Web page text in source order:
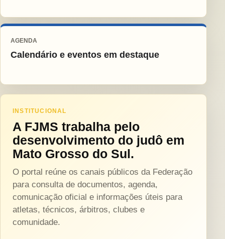
AGENDA
Calendário e eventos em destaque
INSTITUCIONAL
A FJMS trabalha pelo
desenvolvimento do judô em
Mato Grosso do Sul.
O portal reúne os canais públicos da Federação
para consulta de documentos, agenda,
comunicação oficial e informações úteis para
atletas, técnicos, árbitros, clubes e
comunidade.